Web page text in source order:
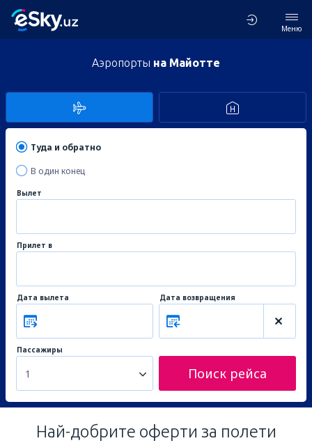
Меню
Аэропорты на Майотте
Туда и обратно
В один конец
Вылет
Прилет в
Дата вылета Дата возвращения
Пассажиры
1 Поиск рейса
Най-добрите оферти за полети